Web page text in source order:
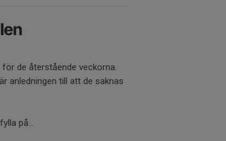
de återstående veckorna.
anledningen till att de saknas
på...